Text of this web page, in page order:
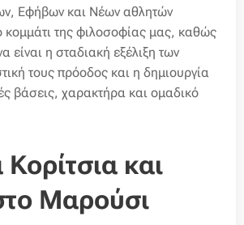
Εφήβων και Νέων αθλητών
κομμάτι της φιλοσοφίας μας, καθώς
είναι η σταδιακή εξέλιξη των
τους πρόοδος και η δημιουργία
βάσεις, χαρακτήρα και ομαδικό
και
Μαρούσι